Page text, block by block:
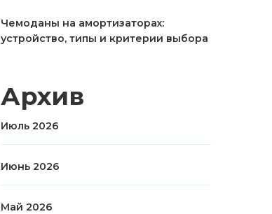
Чемоданы на амортизаторах:
устройство, типы и критерии выбора
Архив
Июль 2026
Июнь 2026
Май 2026